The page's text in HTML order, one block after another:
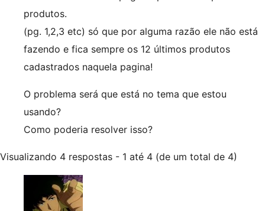
produtos.
(pg. 1,2,3 etc) só que por alguma razão ele não está
fazendo e fica sempre os 12 últimos produtos
cadastrados naquela pagina!
O problema será que está no tema que estou
usando?
Como poderia resolver isso?
Visualizando 4 respostas - 1 até 4 (de um total de 4)